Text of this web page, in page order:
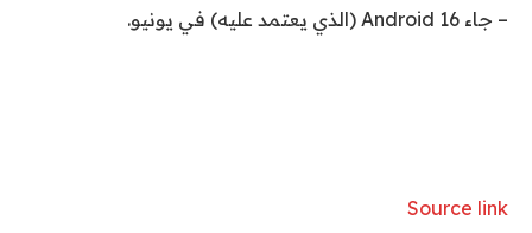
– جاء Android 16 (الذي يعتمد عليه) في يونيو.
Source link